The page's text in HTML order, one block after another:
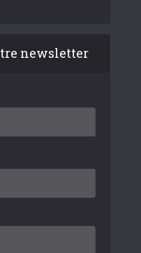
newsletter